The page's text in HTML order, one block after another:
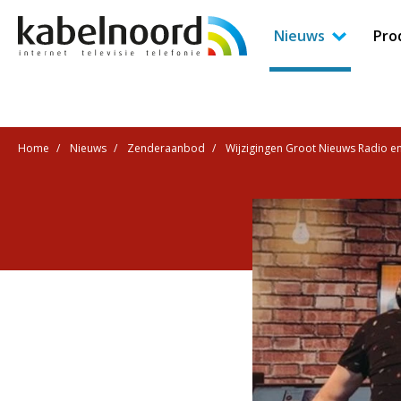
Nieuws
Home Nieuws Zenderaanbod Wijzigingen Groot Nieuws Radio